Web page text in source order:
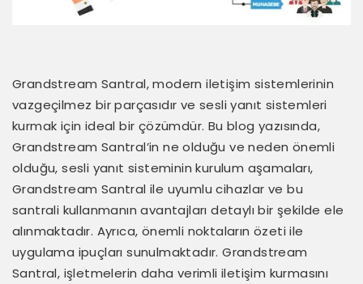
Grandstream Santral, modern iletişim sistemlerinin
vazgeçilmez bir parçasıdır ve sesli yanıt sistemleri
kurmak için ideal bir çözümdür. Bu blog yazısında,
Grandstream Santral’in ne olduğu ve neden önemli
olduğu, sesli yanıt sisteminin kurulum aşamaları,
Grandstream Santral ile uyumlu cihazlar ve bu
santrali kullanmanın avantajları detaylı bir şekilde ele
alınmaktadır. Ayrıca, önemli noktaların özeti ile
uygulama ipuçları sunulmaktadır. Grandstream
Santral, işletmelerin daha verimli iletişim kurmasını